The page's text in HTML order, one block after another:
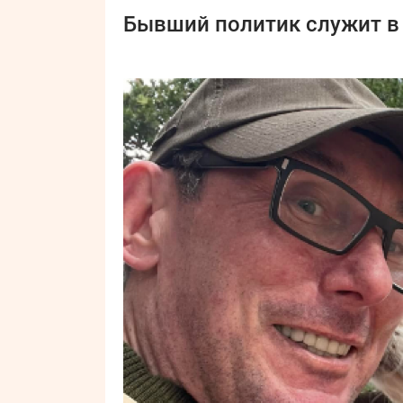
Бывший политик служит